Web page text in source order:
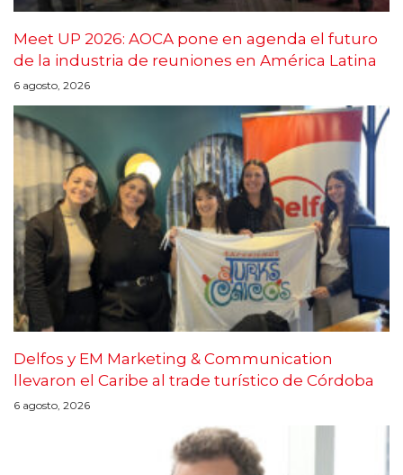
Meet UP 2026: AOCA pone en agenda el futuro
de la industria de reuniones en América Latina
6 agosto, 2026
Delfos y EM Marketing & Communication
llevaron el Caribe al trade turístico de Córdoba
6 agosto, 2026